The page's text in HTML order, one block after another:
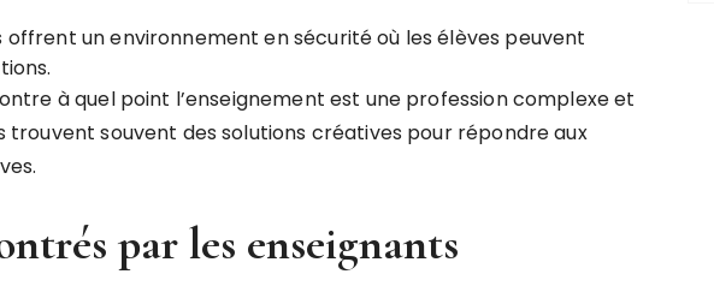
offrent un environnement en sécurité où les élèves peuvent
à quel point l’enseignement est une profession complexe et
trouvent souvent des solutions créatives pour répondre aux
par les enseignants